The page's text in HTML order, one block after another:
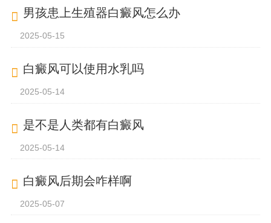
男孩患上生殖器白癜风怎么办
2025-05-15
白癜风可以使用水乳吗
2025-05-14
是不是人类都有白癜风
2025-05-14
白癜风后期会咋样啊
2025-05-07